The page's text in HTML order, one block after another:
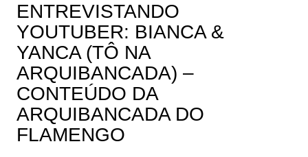
ENTREVISTANDO
YOUTUBER: BIANCA &
YANCA (TÔ NA
ARQUIBANCADA) –
CONTEÚDO DA
ARQUIBANCADA DO
FLAMENGO